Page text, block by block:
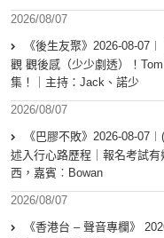
2026/08/07
《後生友聚》2026-08-
觀 觀後感（少少劇透）！
集！｜主持：Jack、諾少
2026/08/07
《巴膠不敗》2026-08-
述入行心路歷程｜報名考試
西，嘉賓︰Bowan
2026/08/07
《香港台 – 聲音專欄》